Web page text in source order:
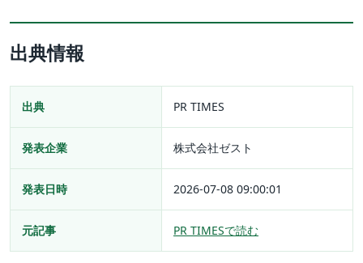
出典情報
出典 PR TIMES
発表企業 株式会社ゼスト
発表日時 2026-07-08 09:00:01
元記事 PR TIMESで読む